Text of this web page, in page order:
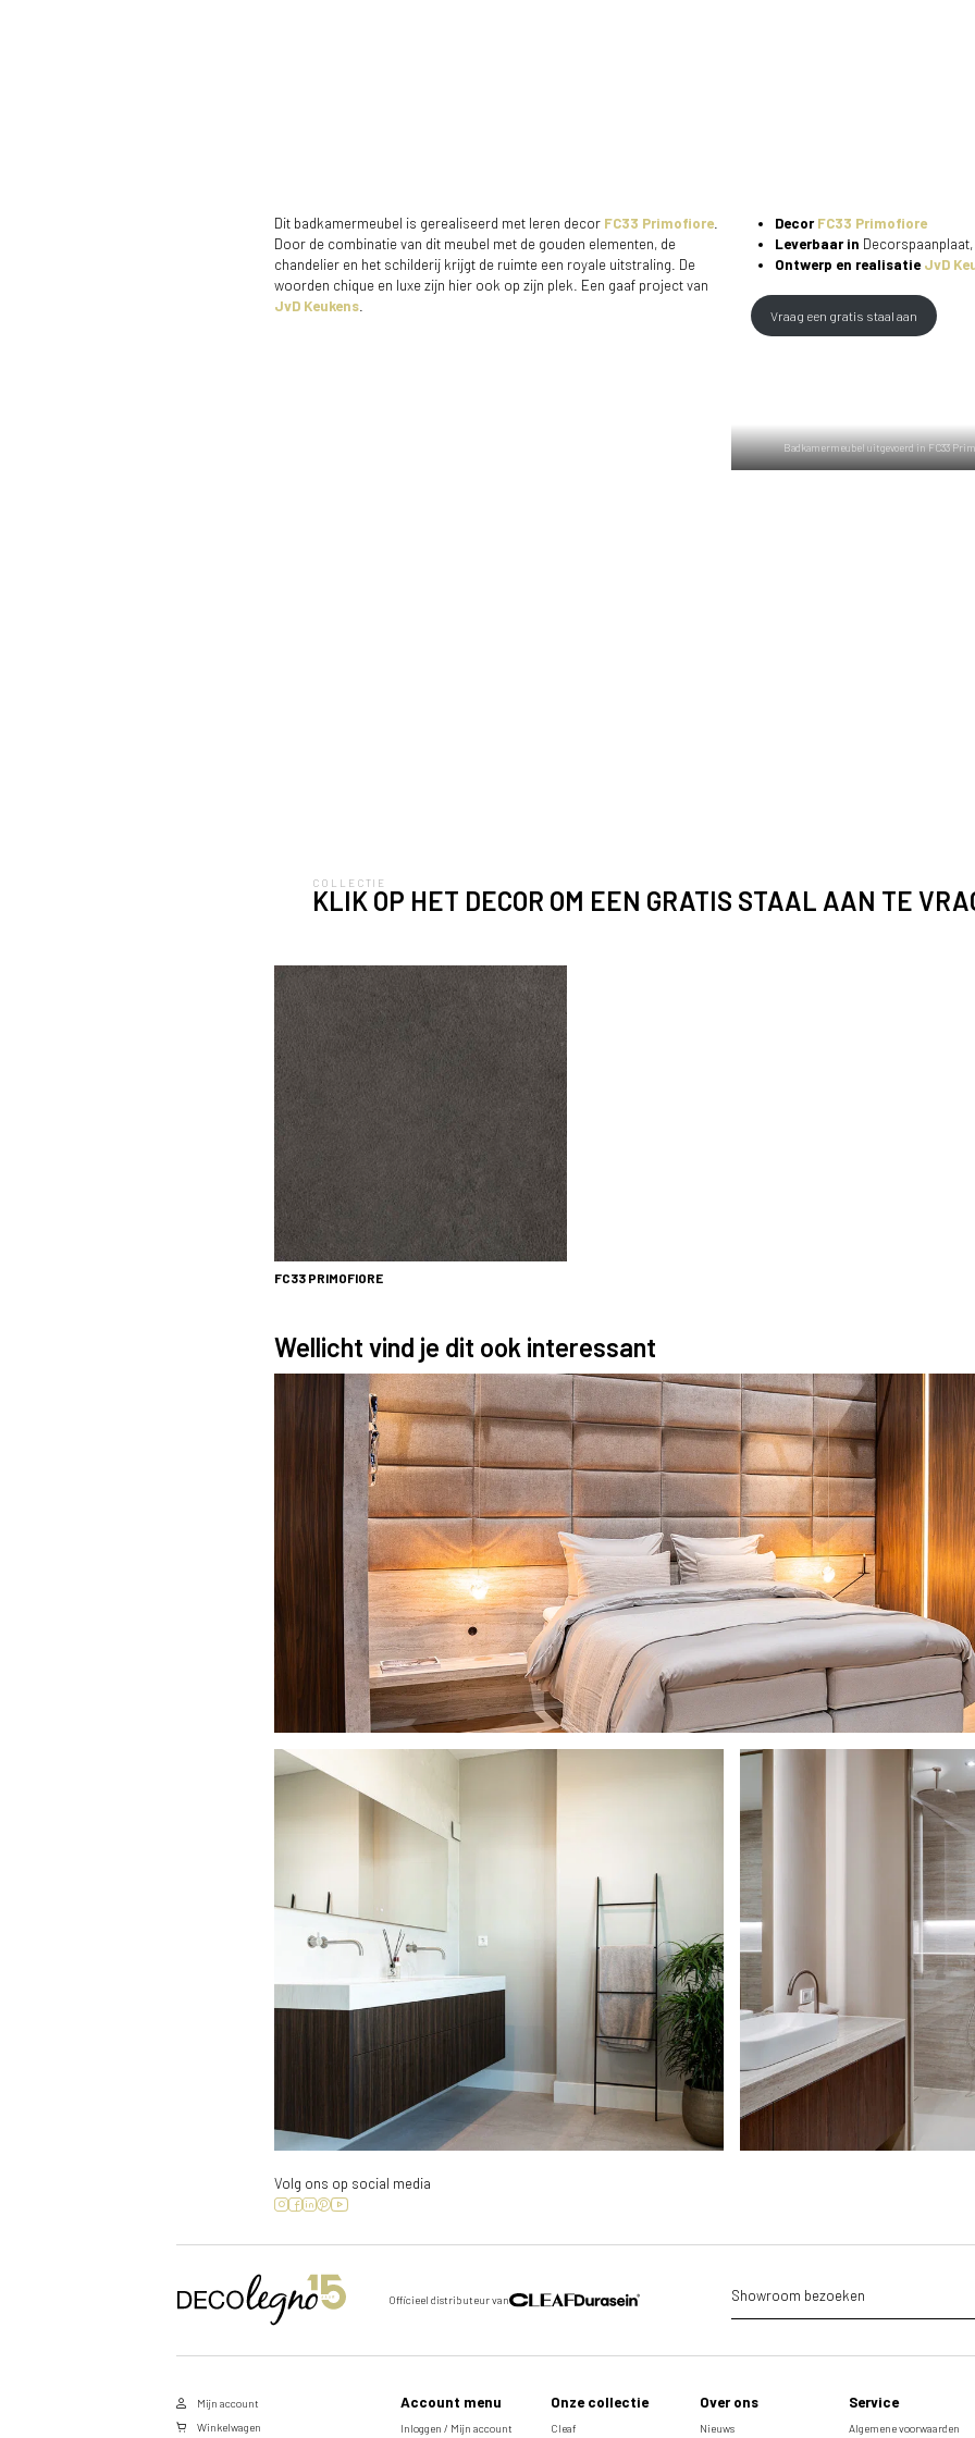
Dit badkamermeubel is gerealiseerd met leren decor FC33 Primofiore
Door de combinatie van dit meubel met de gouden elementen, de
chandelier en het schilderij krijgt de ruimte een royale uitstraling. De
woorden chique en luxe zijn hier ook op zijn plek. Een gaaf project van
JvD Keukens
DecorFC33 Primofiore
Leverbaar in
Ontwerp en realisatie JvD
Vraag een gratis staal aan
Badkamermeubel uitgevoerd in FC33
COLLECTIE
KLIK OP HET DECOR OM EEN GRATIS STAAL AAN TE
FC33 PRIMOFIORE
Wellicht vind je dit ook interessant
Volg ons op social media
Officieel distributeur van Showroom bezoeken
Mijn account
Winkelwagen
Account menu
Inloggen / Mijn account
Onze collectie
Cleaf
Over ons
Nieuws
Service
Algemene voorwaarden